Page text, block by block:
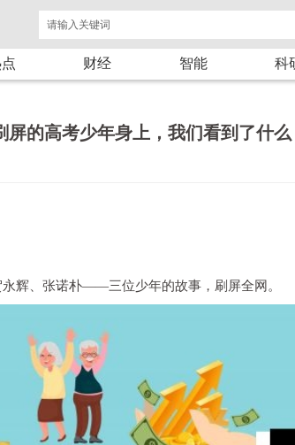
财经 智能 科
屏的高考少年身上，我们看到了什
辉、张诺朴——三位少年的故事，刷屏全网。